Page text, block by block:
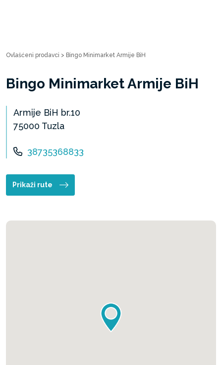
Ovlašćeni prodavci > Bingo Minimarket Armije BiH
Bingo Minimarket Armije BiH
Armije BiH br.10
75000 Tuzla
38735368833
Prikaži rute